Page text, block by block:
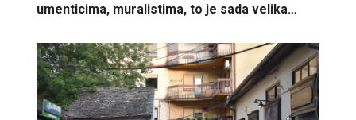
umenticima, muralistima, to je sada velika…